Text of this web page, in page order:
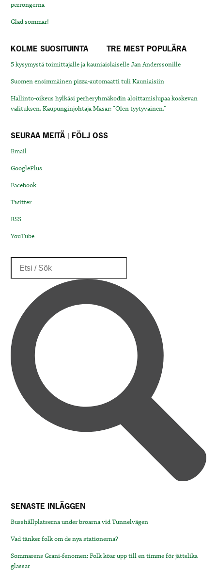
perrongerna
Glad sommar!
KOLME SUOSITUINTA TRE MEST POPULÄRA
5 kysymystä toimittajalle ja kauniaislaiselle Jan Anderssonille
Suomen ensimmäinen pizza-automaatti tuli Kauniaisiin
Hallinto-oikeus hylkäsi perheryhmäkodin aloittamislupaa koskevan
valituksen. Kaupunginjohtaja Masar: “Olen tyytyväinen.”
SEURAA MEITÄ | FÖLJ OSS
Email
GooglePlus
Facebook
Twitter
RSS
YouTube
SENASTE INLÄGGEN
Busshållplatserna under broarna vid Tunnelvägen
Vad tänker folk om de nya stationerna?
Sommarens Grani-fenomen: Folk köar upp till en timme för jättelika
glassar